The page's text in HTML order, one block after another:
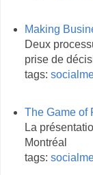
Making
Deux
prise de
tags:
The Game of
La
Montréal
tags: